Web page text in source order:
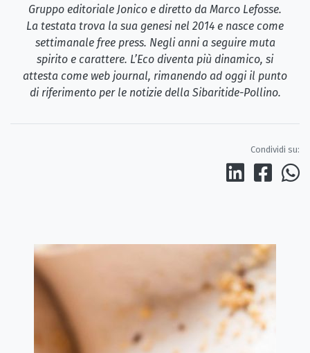
Gruppo editoriale Jonico e diretto da Marco Lefosse.
La testata trova la sua genesi nel 2014 e nasce come
settimanale free press. Negli anni a seguire muta
spirito e carattere. L’Eco diventa più dinamico, si
attesta come web journal, rimanendo ad oggi il punto
di riferimento per le notizie della Sibaritide-Pollino.
Condividi su: